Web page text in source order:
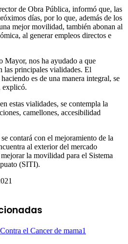
de Obra Pública, informó que, las
días, por lo que, además de los
mejor movilidad, también abonan al
al generar empleos directos e
Mayor, nos ha ayudado a que
las principales vialidades. El
es de una manera integral, se
explicó.
estas vialidades, se contempla la
camellones, accesibilidad
contará con el mejoramiento de la
al exterior del mercado
la movilidad para el Sistema
(SITI).